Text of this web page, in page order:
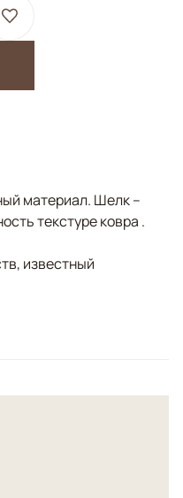
материал. Шелк –
текстуре ковра .
известный